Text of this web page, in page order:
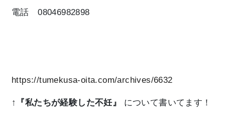
電話 08046982898
https://tumekusa-oita.com/archives/6632
↑ 『私たちが経験した不妊』 について書いてます！